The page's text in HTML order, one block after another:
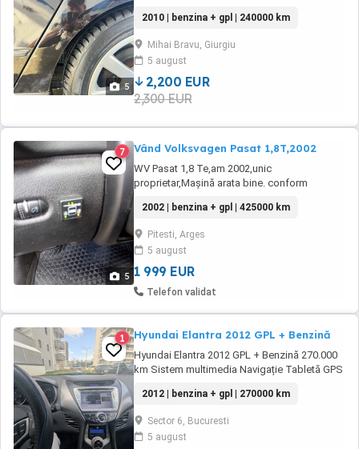
5
vede in poze) 239K km în creștere Nu se
vinde fără fiscal acte la zi până în februarie
2027 Esp Pilot automat Scaune încălzite
Climă pe două zone Parbriz încălzit lunetă ...
2010 | benzina + gpl | 240000 km
Mihai Bravu, Giurgiu
5 august
2,200 EUR
2,300 EUR
5
7 Vând Volksvagen Pasat 1,8T,2002
WV Pasat 1,8 Te,am 2002,unic
proprietar,Mașină arata bine. conform
valabil,dotare cu gaz și benzina,consum gaz
7 100,an 2002
2002 | benzina + gpl | 425000 km
Pitesti, Arges
5 august
1 999 EUR
Telefon validat
1 Hyundai Elantra 2012 GPL + Benzină
Hyundai Elantra 2012 GPL + Benzină 270.000
km Sistem multimedia Navigație Tabletă GPS
zone. Geamuri fumurii. Manuală 6+1 trepte.
Consum mic echivalent 4 litri la 100km.
2012 | benzina + gpl | 270000 km
Sector 6, Bucuresti
5 august